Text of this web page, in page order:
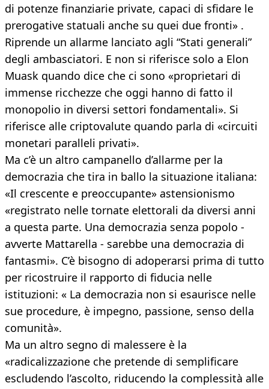
di potenze finanziarie private, capaci di sfidare le
prerogative statuali anche su quei due fronti» .
Riprende un allarme lanciato agli “Stati generali”
degli ambasciatori. E non si riferisce solo a Elon
Muask quando dice che ci sono «proprietari di
immense ricchezze che oggi hanno di fatto il
monopolio in diversi settori fondamentali». Si
riferisce alle criptovalute quando parla di «circuiti
monetari paralleli privati».
Ma c’è un altro campanello d’allarme per la
democrazia che tira in ballo la situazione italiana:
«Il crescente e preoccupante» astensionismo
«registrato nelle tornate elettorali da diversi anni
a questa parte. Una democrazia senza popolo -
avverte Mattarella - sarebbe una democrazia di
fantasmi». C’è bisogno di adoperarsi prima di tutto
per ricostruire il rapporto di fiducia nelle
istituzioni: « La democrazia non si esaurisce nelle
sue procedure, è impegno, passione, senso della
comunità».
Ma un altro segno di malessere è la
«radicalizzazione che pretende di semplificare
escludendo l’ascolto, riducendo la complessità alle